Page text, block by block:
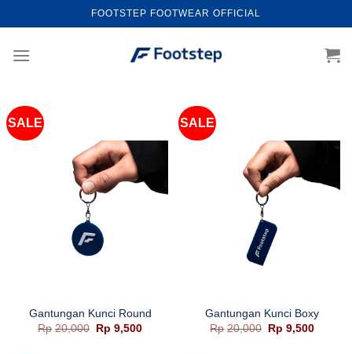
to
content
FOOTSTEP FOOTWEAR OFFICIAL
SALE
Gantungan Kunci Round
Rp 20,000
Harga
aslinya
Rp 9,500Harga
SALE
Gantungan Kunci Boxy
Rp 20,000
Harga
aslinya
Rp 9,500Harga